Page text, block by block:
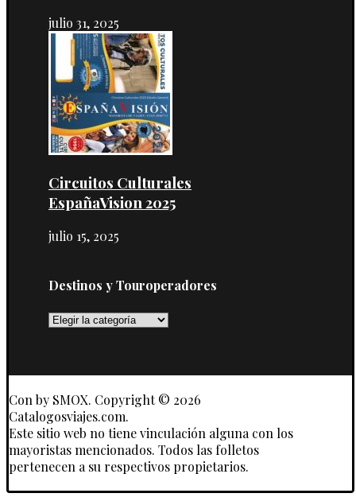
julio 31, 2025
Circuitos Culturales
EspañaVision 2025
julio 15, 2025
Destinos y Touroperadores
Destinos
Conby SMOX. Copyright © 2026
Catalogosviajes.com.
Este sitio web no tiene vinculación alguna con los
mayoristas mencionados. Todos las folletos
pertenecen a su respectivos propietarios.